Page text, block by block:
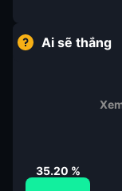
Ai sẽ thắng
35.20 %